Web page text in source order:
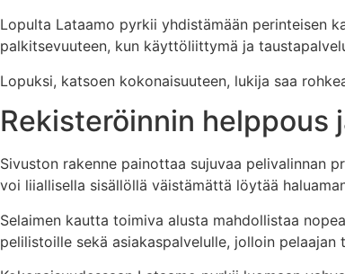
Lopulta Lataamo pyrkii yhdistämään perinteisen
palkitsevuuteen, kun käyttöliittymä ja
Lopuksi, katsoen kokonaisuuteen, lukija saa
Rekisteröinnin helppous
Sivuston rakenne painottaa sujuvaa pelivalinnan
voi liiallisella sisällöllä väistämättä löytää
Selaimen kautta toimiva alusta mahdollistaa
pelilistoille sekä asiakaspalvelulle, jolloin